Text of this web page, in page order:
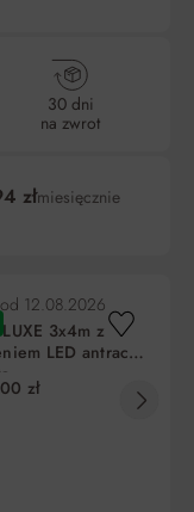
30 dni
na zwrot
złmiesięcznie
Do zapłaty
12.08.2026
3x4m z
LED antracyt
zł